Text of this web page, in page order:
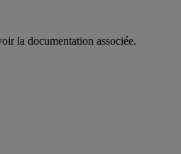
la documentation associée.